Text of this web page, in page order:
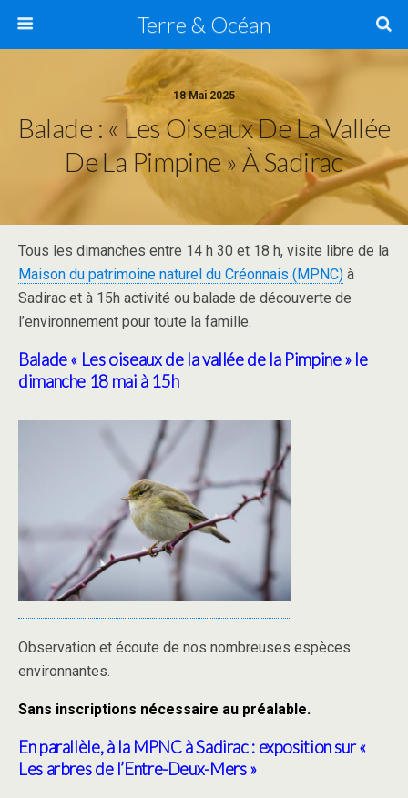
Terre & Océan
18 Mai 2025
Balade : « Les Oiseaux De La Vallée
De La Pimpine » À Sadirac
Tous les dimanches entre 14 h 30 et 18 h, visite libre de la
Maison du patrimoine naturel du Créonnais (MPNC) à
Sadirac et à 15h activité ou balade de découverte de
l’environnement pour toute la famille.
Balade« Les oiseaux de la vallée de la Pimpine » le
dimanche 18 mai à 15h
Observation et écoute de nos nombreuses espèces
environnantes.
Sans inscriptions nécessaire au préalable.
En parallèle, à la MPNC à Sadirac : exposition sur «
Les arbres de l’Entre-Deux-Mers »